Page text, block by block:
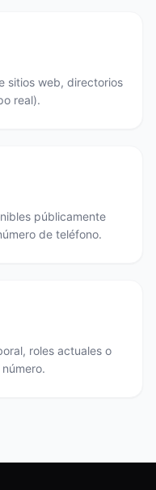
sitios web, directorios
real).
públicamente
de teléfono.
roles actuales o